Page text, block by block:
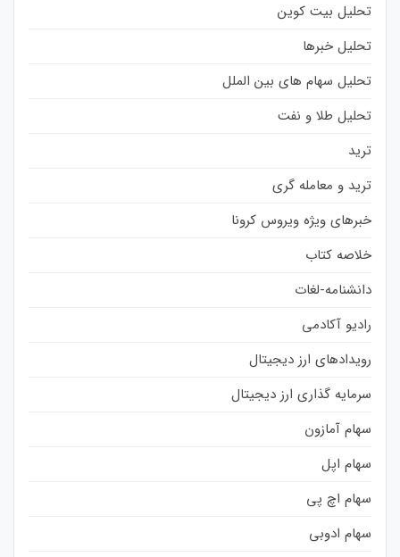
تحلیل بیت کوین
تحلیل خبرها
تحلیل سهام های بین الملل
تحلیل طلا و نفت
ترید
ترید و معامله گری
خبرهای ویژه ویروس کرونا
خلاصه کتاب
دانشنامه-لغات
رادیو آکادمی
رویدادهای ارز دیجیتال
سرمایه گذاری ارز دیجیتال
سهام آمازون
سهام اپل
سهام اچ پی
سهام ادوبی